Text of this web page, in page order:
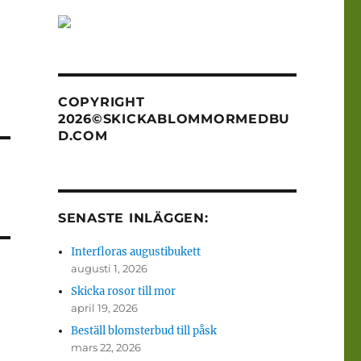
COPYRIGHT
2026©SKICKABLOMMORMEDBU
D.COM
SENASTE INLÄGGEN:
Interfloras augustibukett
augusti 1, 2026
Skicka rosor till mor
april 19, 2026
Beställ blomsterbud till påsk
mars 22, 2026